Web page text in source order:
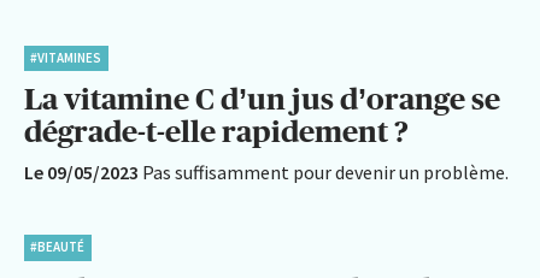
#VITAMINES
La vitamine C d’un jus d’orange se
dégrade-t-elle rapidement ?
Le 09/05/2023 Pas suffisamment pour devenir un problème.
#BEAUTÉ